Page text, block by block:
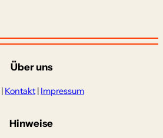
Über uns
| Kontakt | Impressum
Hinweise